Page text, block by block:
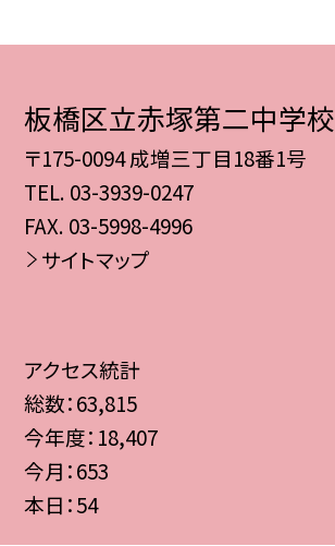
板橋区立赤塚第二中学校
〒175-0094 成増三丁目18番1号
TEL. 03-3939-0247
FAX. 03-5998-4996
サイトマップ
アクセス統計
総数：63,815
今年度： 18,407
今月：653
本日：54